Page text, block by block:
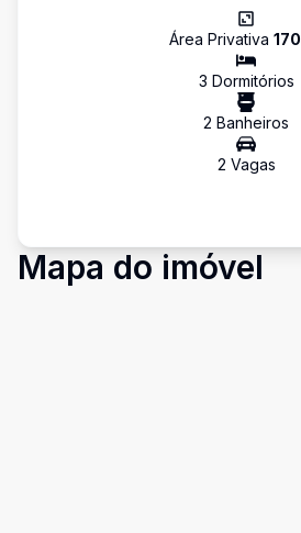
Área Privativa 170
3 Dormitórios
2 Banheiros
2 Vagas
Mapa do imóvel